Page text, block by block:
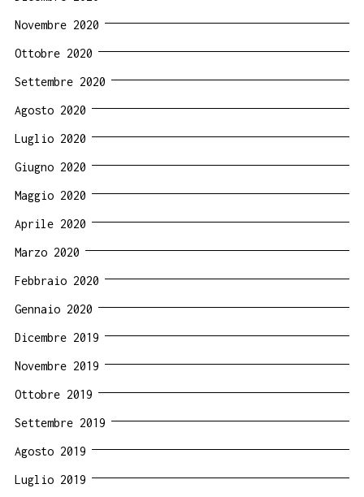
Novembre 2020
Ottobre 2020
Settembre 2020
Agosto 2020
Luglio 2020
Giugno 2020
Maggio 2020
Aprile 2020
Marzo 2020
Febbraio 2020
Gennaio 2020
Dicembre 2019
Novembre 2019
Ottobre 2019
Settembre 2019
Agosto 2019
Luglio 2019